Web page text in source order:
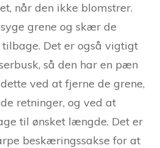
når den ikke blomstrer.
grene og skær de
Det er også vigtigt
så den har en pæn
ved at fjerne de grene,
retninger, og ved at
til ønsket længde. Det er
beskæringssakse for at